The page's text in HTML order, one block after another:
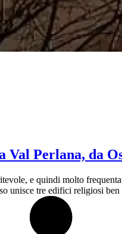
Val Perlana, da
e quindi molto
unisce tre edifici religiosi ben